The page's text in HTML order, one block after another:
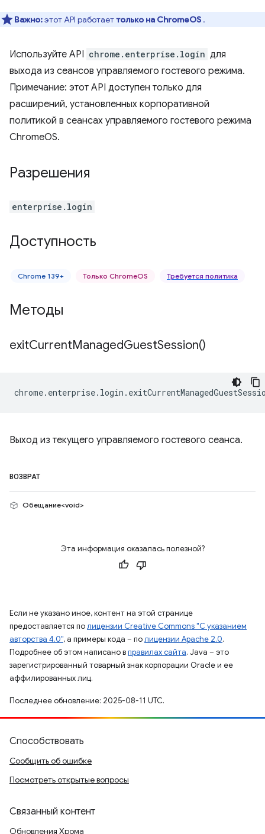
Важно:этот API работаеттолько на ChromeOS .
Используйте API chrome.enterprise.login для
выхода из сеансов управляемого гостевого режима.
Примечание: этот API доступен только для
расширений, установленных корпоративной
политикой в сеансах управляемого гостевого режима
ChromeOS.
Разрешения
enterprise.login
Доступность
Chrome 139+ Только ChromeOS Требуется политика
Методы
exitCurrentManagedGuestSession()
chrome. enterprise. login .
Выход из текущего управляемого гостевого сеанса.
ВОЗВРАТ
Обещание<void>
Эта информация оказалась полезной?
Если не указано иное, контент на этой странице
предоставляется полицензии Creative Commons "С указанием
авторства 4.0", а примеры кода – полицензии Apache 2.0.
Подробнее об этом написано вправилах сайта. Java – это
зарегистрированный товарный знак корпорации Oracle и ее
аффилированных лиц.
Последнее обновление: 2025-08-11 UTC.
Способствовать
Сообщить об ошибке
Посмотреть открытые вопросы
Связанный контент
Обновления Хрома